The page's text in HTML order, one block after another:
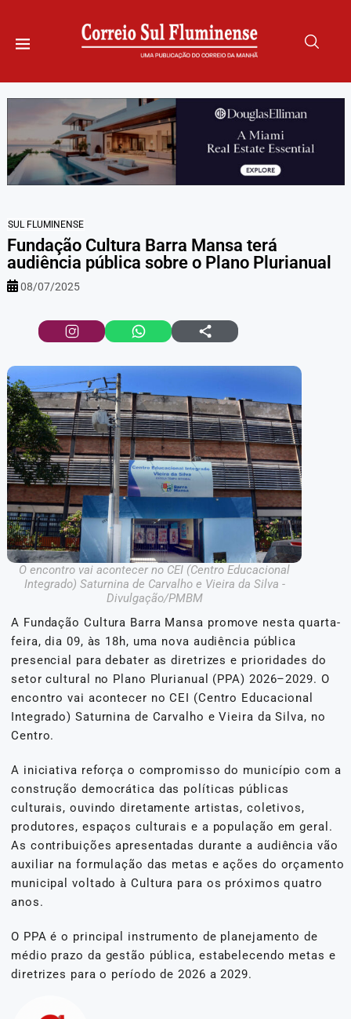
SUL FLUMINENSE
Fundação Cultura Barra Mansa terá
audiência pública sobre o Plano Plurianual
08/07/2025
O encontro vai acontecer no CEI (Centro Educacional
Integrado) Saturnina de Carvalho e Vieira da Silva -
Divulgação/PMBM
A Fundação Cultura Barra Mansa promove nesta quarta-
feira, dia 09, às 18h, uma nova audiência pública
presencial para debater as diretrizes e prioridades do
setor cultural no Plano Plurianual (PPA) 2026–2029. O
encontro vai acontecer no CEI (Centro Educacional
Integrado) Saturnina de Carvalho e Vieira da Silva, no
Centro.
A iniciativa reforça o compromisso do município com a
construção democrática das políticas públicas
culturais, ouvindo diretamente artistas, coletivos,
produtores, espaços culturais e a população em geral.
As contribuições apresentadas durante a audiência vão
auxiliar na formulação das metas e ações do orçamento
municipal voltado à Cultura para os próximos quatro
anos.
O PPA é o principal instrumento de planejamento de
médio prazo da gestão pública, estabelecendo metas e
diretrizes para o período de 2026 a 2029.